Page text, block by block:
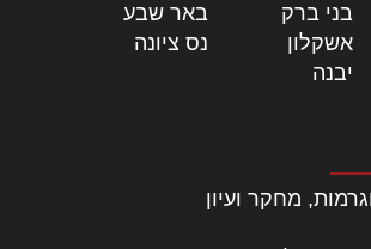
בני ברק באר שבע
אשקלון נס ציונה
יבנה
מחקר ועיון